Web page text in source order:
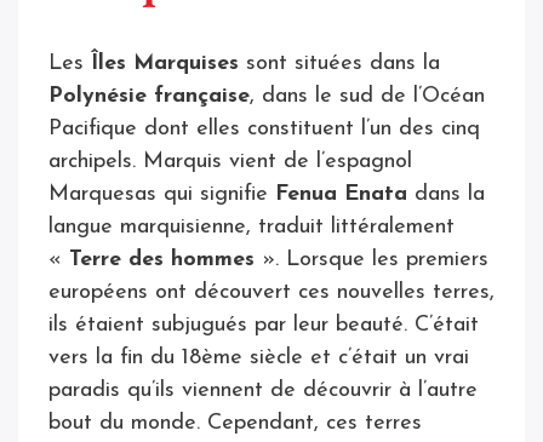
Les Îles Marquises sont situées dans la
Polynésie française, dans le sud de l’Océan
Pacifique dont elles constituent l’un des cinq
archipels. Marquis vient de l’espagnol
Marquesas qui signifie Fenua Enata dans la
langue marquisienne, traduit littéralement
« Terre des hommes ». Lorsque les premiers
européens ont découvert ces nouvelles terres,
ils étaient subjugués par leur beauté. C’était
vers la fin du 18ème siècle et c’était un vrai
paradis qu’ils viennent de découvrir à l’autre
bout du monde. Cependant, ces terres